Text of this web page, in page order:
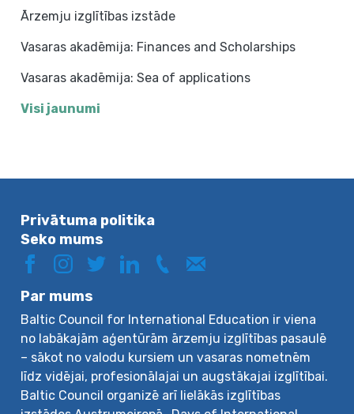
Ārzemju izglītības izstāde
Vasaras akadēmija: Finances and Scholarships
Vasaras akadēmija: Sea of applications
Visi jaunumi
Privātuma politika
Seko mums
Par mums
Baltic Council for International Education ir viena
no labākajām aģentūrām ārzemju izglītības pasaulē
– sākot no valodu kursiem un vasaras nometnēm
līdz vidējai, profesionālajai un augstākajai izglītībai.
Baltic Council organizē arī lielākās izglītības